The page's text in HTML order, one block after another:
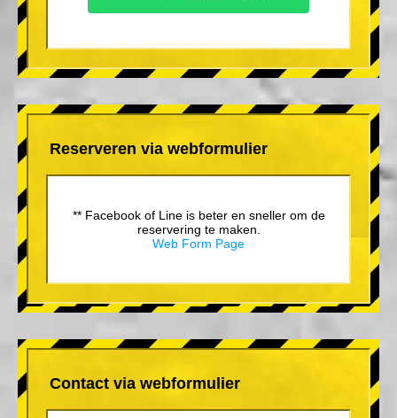
Reserveren via webformulier
** Facebook of Line is beter en sneller om de
reservering te maken.
Web Form Page
Contact via webformulier